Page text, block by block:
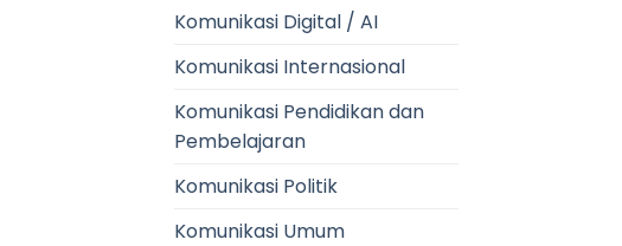
Komunikasi Digital / AI
Komunikasi Internasional
Komunikasi Pendidikan dan
Pembelajaran
Komunikasi Politik
Komunikasi Umum